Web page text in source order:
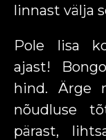
linnast välja
Pole lisa
ajast!
hind. Ärge
nõudluse
pärast,